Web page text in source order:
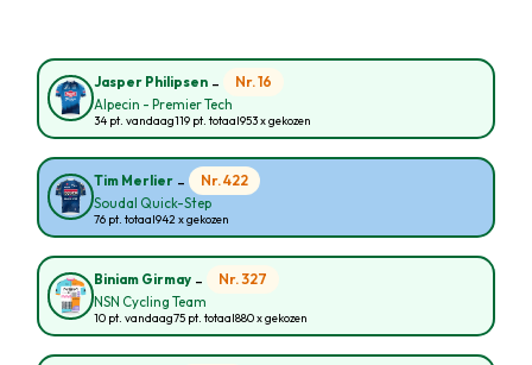
Jasper Philipsen - Nr. 16
Alpecin - Premier Tech
34 pt. vandaag119 pt. totaal953 x gekozen
Tim Merlier - Nr. 422
Soudal Quick-Step
76 pt. totaal942 x gekozen
Biniam Girmay - Nr. 327
NSN Cycling Team
10 pt. vandaag75 pt. totaal880 x gekozen